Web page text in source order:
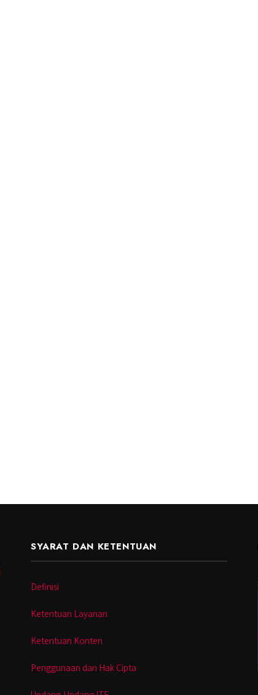
SYARAT DAN KETENTUAN
Definisi
Ketentuan Layanan
Ketentuan Konten
Penggunaan dan Hak Cipta